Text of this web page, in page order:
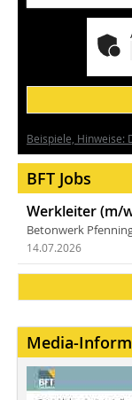
Beispiele, Hinweise:
BFT Jobs
Werkleiter (m/
Betonwerk
14.07.2026
Media-